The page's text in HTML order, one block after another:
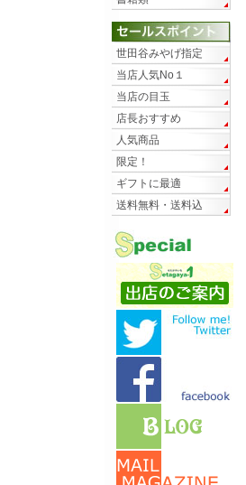
世田谷みやげ指定
当店人気No１
当店の目玉
店長おすすめ
人気商品
限定！
ギフトに最適
送料無料・送料込